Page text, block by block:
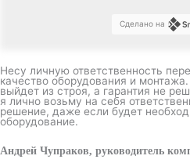
Сделано на
Несу личную ответственность
качество оборудования и
выйдет из строя, а гарантия не
я лично возьму на себя
решение, даже если будет
оборудование.
Андрей Чупраков, руководитель